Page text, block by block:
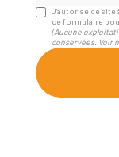
J'autorise ce site
ce formulaire
(Aucune
conservées. Voir